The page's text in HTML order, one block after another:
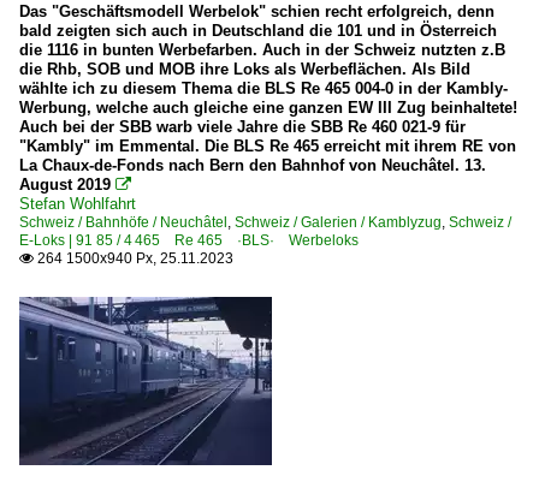
Das "Geschäftsmodell Werbelok" schien recht erfolgreich, denn
bald zeigten sich auch in Deutschland die 101 und in Österreich
die 1116 in bunten Werbefarben. Auch in der Schweiz nutzten z.B
die Rhb, SOB und MOB ihre Loks als Werbeflächen. Als Bild
wählte ich zu diesem Thema die BLS Re 465 004-0 in der Kambly-
Werbung, welche auch gleiche eine ganzen EW III Zug beinhaltete!
Auch bei der SBB warb viele Jahre die SBB Re 460 021-9 für
"Kambly" im Emmental. Die BLS Re 465 erreicht mit ihrem RE von
La Chaux-de-Fonds nach Bern den Bahnhof von Neuchâtel. 13.
August 2019 
Stefan Wohlfahrt
Schweiz / Bahnhöfe / Neuchâtel , Schweiz / Galerien / Kamblyzug, Schweiz /
E-Loks | 91 85 / 4 465 Re 465 ·BLS· Werbeloks
 264 1500x940 Px, 25.11.2023